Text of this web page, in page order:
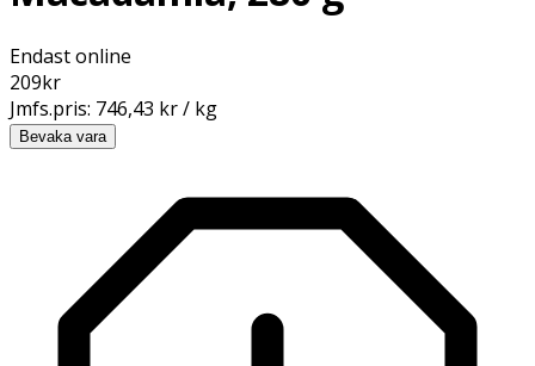
Endast online
209kr
Jmfs.pris: 746,43 kr / kg
Bevaka vara